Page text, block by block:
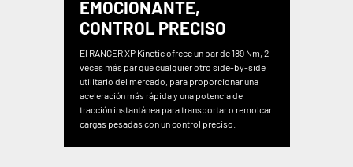
EMOCIONANTE,
CONTROL PRECISO
El RANGER XP Kinetic ofrece un par de 189 Nm, 2
veces más par que cualquier otro side-by-side
utilitario del mercado, para proporcionar una
aceleración más rápida y una potencia de
tracción instantánea para transportar o remolcar
cargas pesadas con un control preciso.